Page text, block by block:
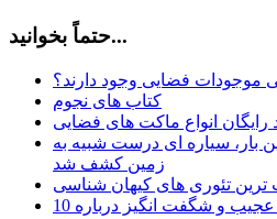
حتماً بخوانید...
موجودات فضایی وجود دارند؟
کتاب های نجوم
رایگان انواع ماکت های فضایی
بار، سیاره ای درست شبیه به
زمین کشف شد
ترین تئوری های کیهان شناسی
10 واقعیت عجیب و شگفت انگیز درباره